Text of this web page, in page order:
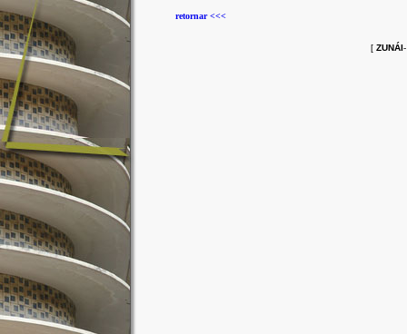
retornar <<<
[ ZUNÁI